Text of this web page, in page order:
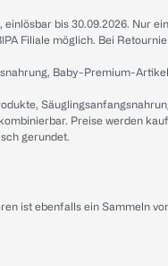
bis 30.09.2026. Nur
Filiale möglich. Bei
Baby-Premium-
Preise werden
gerundet.
ist ebenfalls ein Sammeln